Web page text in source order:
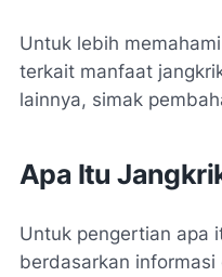
Untuk lebih
terkait manfaat
lainnya, simak
Apa Itu
Untuk pengertian apa
berdasarkan